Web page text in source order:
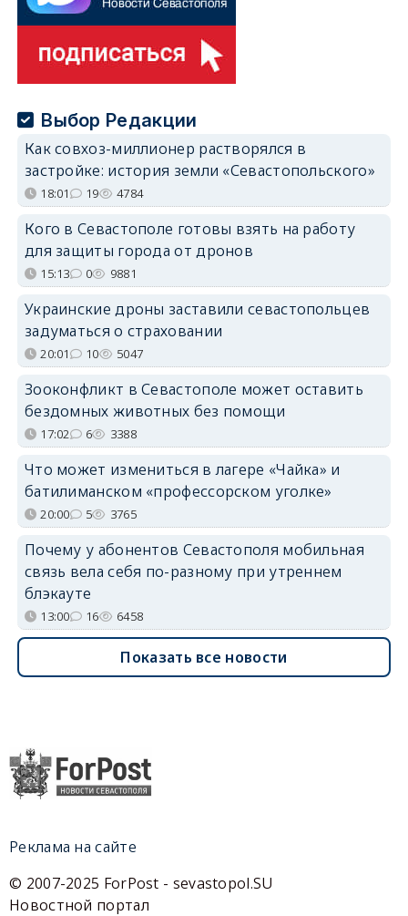
Выбор Редакции
Как совхоз-миллионер растворялся в
застройке: история земли «Севастопольского»
18:01 19 4784
Кого в Севастополе готовы взять на работу
для защиты города от дронов
15:13 0 9881
Украинские дроны заставили севастопольцев
задуматься о страховании
20:01 10 5047
Зооконфликт в Севастополе может оставить
бездомных животных без помощи
17:02 6 3388
Что может измениться в лагере «Чайка» и
батилиманском «профессорском уголке»
20:00 5 3765
Почему у абонентов Севастополя мобильная
связь вела себя по-разному при утреннем
блэкауте
13:00 16 6458
Показать все новости
Реклама на сайте
© 2007-2025 ForPost - sevastopol.SU
Новостной портал